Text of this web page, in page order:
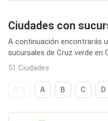
Ciudades con
A continuación encontrarás
sucursales de Cruz verde en
51 Ciudades
A B C D